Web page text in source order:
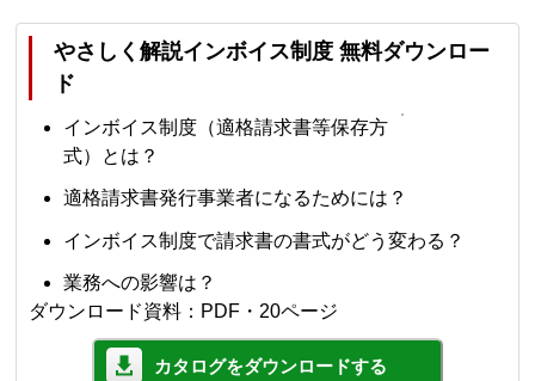
やさしく解説インボイス制度 無料ダウンロー
ド
インボイス制度（適格請求書等保存方
式）とは？
適格請求書発行事業者になるためには？
インボイス制度で請求書の書式がどう変わる？
業務への影響は？
ダウンロード資料：PDF・20ページ
カタログをダウンロードする